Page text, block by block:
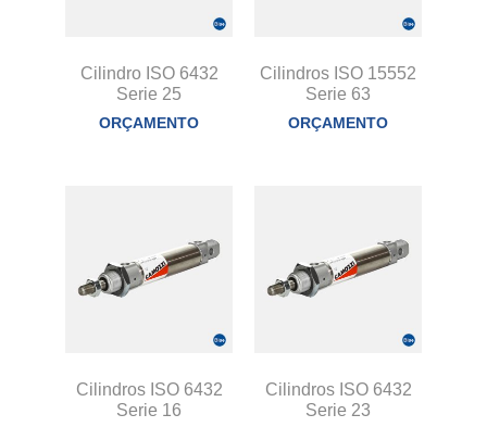
Cilindro ISO 6432
Serie 25
ORÇAMENTO
Cilindros ISO 15552
Serie 63
ORÇAMENTO
Cilindros ISO 6432
Serie 16
Cilindros ISO 6432
Serie 23